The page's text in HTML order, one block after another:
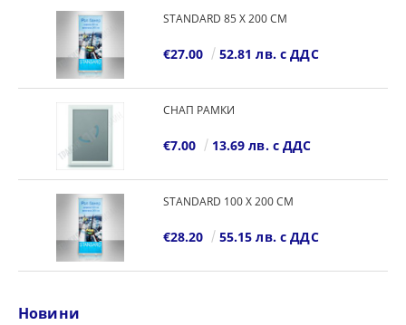
STANDARD 85 Х 200 СМ
€27.00 52.81 лв. с ДДС
СНАП РАМКИ
€7.00 13.69 лв. с ДДС
STANDARD 100 Х 200 СМ
€28.20 55.15 лв. с ДДС
Новини